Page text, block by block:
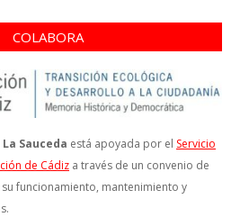
COLABORA
Sauceda está apoyada por el Servicio
de Cádiz a través de un convenio de
funcionamiento, mantenimiento y